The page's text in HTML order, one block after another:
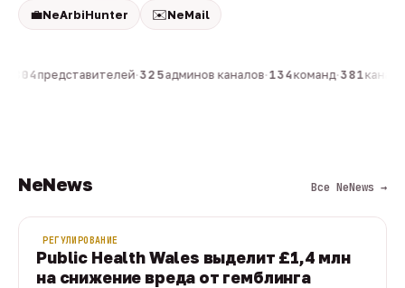
💼NeArbiHunter ✉️NeMail
804представителей·325админов каналов·134команд·381
NeNews Все NeNews →
РЕГУЛИРОВАНИЕ
Public Health Wales выделит £1,4 млн
на снижение вреда от гемблинга